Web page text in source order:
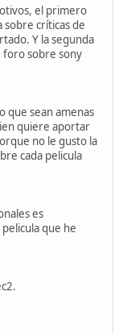
el primero
sobre críticas de
Y la segunda
foro sobre sony
que sean amenas
quiere aportar
no le gusto la
cada pelicula
es
que he